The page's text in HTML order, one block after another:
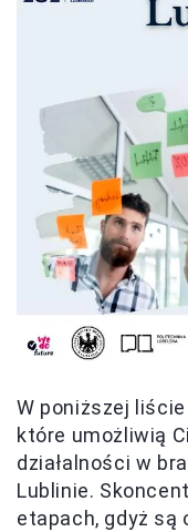
W poniższej
które umożliwią
działalności w
Lublinie.
etapach, gdyż są